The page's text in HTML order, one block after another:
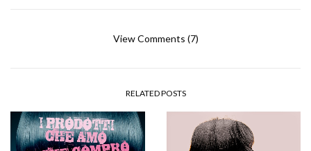
View Comments (7)
RELATED POSTS